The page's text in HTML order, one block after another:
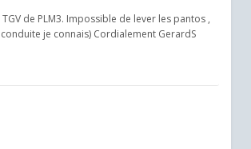
de PLM3. Impossible de lever les pantos ,
je connais) Cordialement GerardS